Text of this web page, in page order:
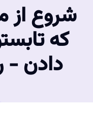
شروع از
که
دادن -